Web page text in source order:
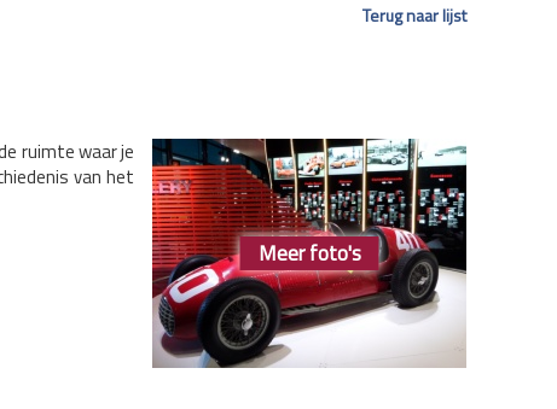
Terug naar lijst
Meer foto's
ruimte waar je
van het